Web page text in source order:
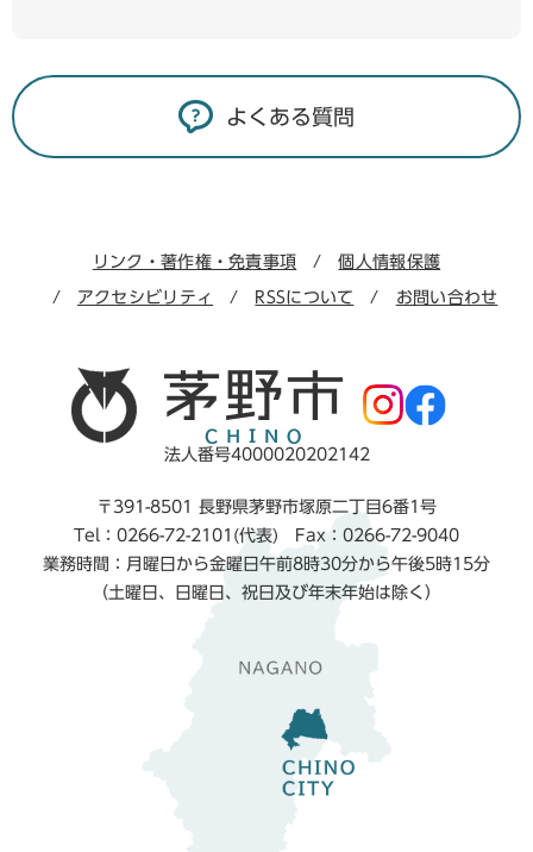
よくある質問
リンク・著作権・免責事項 個人情報保護
アクセシビリティ RSSについて お問い合わせ
法人番号4000020202142
〒391-8501 長野県茅野市塚原二丁目6番1号
Tel：0266-72-2101(代表) Fax：0266-72-9040
業務時間：月曜日から金曜日午前8時30分から午後5時15分
（土曜日、日曜日、祝日及び年末年始は除く）